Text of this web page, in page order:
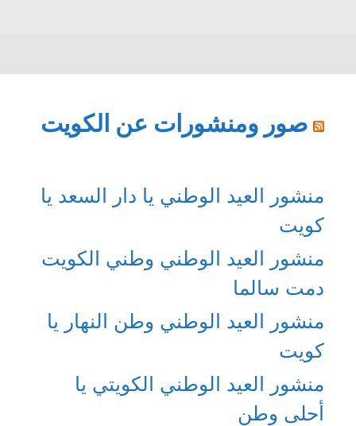
صور ومنشورات عن الكويت
منشور العيد الوطني يا دار السعد يا
كويت
منشور العيد الوطني وطني الكويت
دمت سالما
منشور العيد الوطني وطن النهار يا
كويت
منشور العيد الوطني الكويتي يا
أحلى وطن